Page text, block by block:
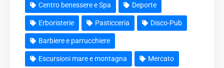
Centro benessere e Spa Deporte
Erboristerie Pasticceria Disco-Pub
Barbiere e parrucchiere
Escursioni mare e montagna Mercato